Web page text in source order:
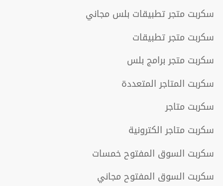
سكربت متجر تطبيقات بلس مجاني
سكربت متجر تطبيقات
سكربت متجر برامج بلس
سكربت المتاجر المتعددة
سكربت متاجر
سكربت متاجر الكترونية
سكربت السوق المفتوح خمسات
سكربت السوق المفتوح مجاني